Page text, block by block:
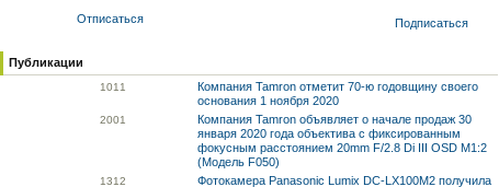
Отписаться Подписаться
Публикации
1011
Компания Tamron отметит 70-ю годовщину своего
основания 1 ноября 2020
2001
Компания Tamron объявляет о начале продаж 30
января 2020 года объектива с фиксированным
фокусным расстоянием 20mm F/2.8 Di III OSD M1:2
(Модель F050)
1312
Фотокамера Panasonic Lumix DC-LX100M2 получила